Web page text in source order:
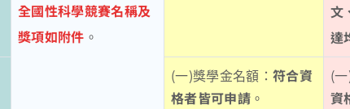
全國性科學競賽名稱及
獎項如附件 。
文
達
(一)獎學金名額： 符合資
格者皆可申請。
(
資